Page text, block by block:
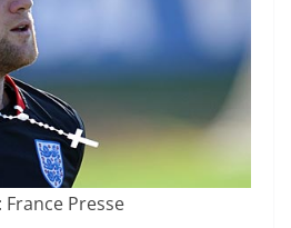
France Presse